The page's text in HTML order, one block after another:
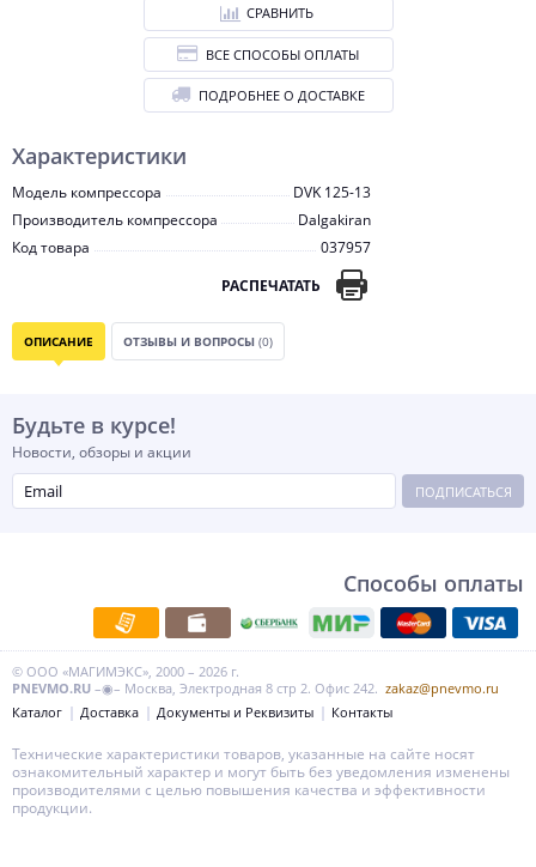
Характеристики
Модель компрессора
DVK 125-13
Производитель компрессора
Dalgakiran
Код товара
037957
РАСПЕЧАТАТЬ
СРАВНИТЬ
ВСЕ СПОСОБЫ ОПЛАТЫ
ПОДРОБНЕЕ О ДОСТАВКЕ
ОПИСАНИЕ ОТЗЫВЫ И ВОПРОСЫ (0)
Будьте в курсе!
Новости, обзоры и акции
ПОДПИСАТЬСЯ
Способы оплаты
© ООО «МАГИМЭКС», 2000 – 2026 г.
PNEVMO.RU –◉– Москва, Электродная 8 стр 2. Офис 242. zakaz@pnevmo.ru
Каталог
Доставка Документы и Реквизиты Контакты
Технические характеристики товаров, указанные на сайте носят
ознакомительный характер и могут быть без уведомления изменены
производителями с целью повышения качества и эффективности
продукции.